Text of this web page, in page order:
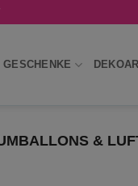
GESCHENKE
&